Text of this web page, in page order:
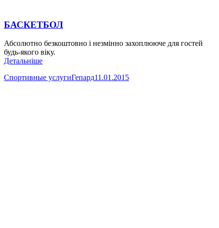
БАСКЕТБОЛ
Абсолютно безкоштовно і незмінно захоплююче для гостей
будь-якого віку.
Детальніше
Спортивные услугиГепард11.01.2015